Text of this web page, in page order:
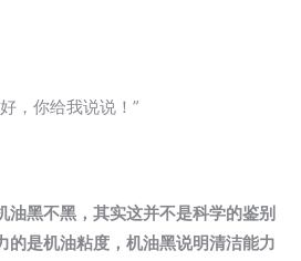
，你给我说说！”
油黑不黑，其实这并不是科学的鉴别
的是机油粘度，机油黑说明清洁能力